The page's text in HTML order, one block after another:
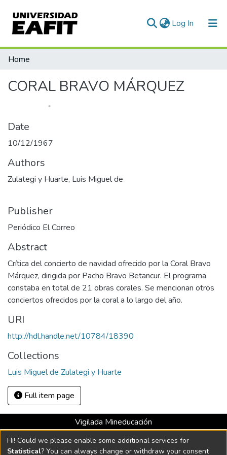
Log In (current)
Statistics
Home
CORAL BRAVO MÁRQUEZ
Date
10/12/1967
Authors
Zulategi y Huarte, Luis Miguel de
Publisher
Periódico El Correo
Abstract
Crítica del concierto de navidad ofrecido por la Coral Bravo
Márquez, dirigida por Pacho Bravo Betancur. El programa
constaba en total de 21 obras corales. Se mencionan otros
conciertos ofrecidos por la coral a lo largo del año.
URI
http://hdl.handle.net/10784/18390
Collections
Luis Miguel de Zulategi y Huarte
Full item page
Vigilada Mineducación
Universidad con Acreditación Institucional hasta 2026 -
Resolución MEN 2158 de 2018
Hi! Could we please enable some additional services for
Statistical? You can always change or withdraw your consent